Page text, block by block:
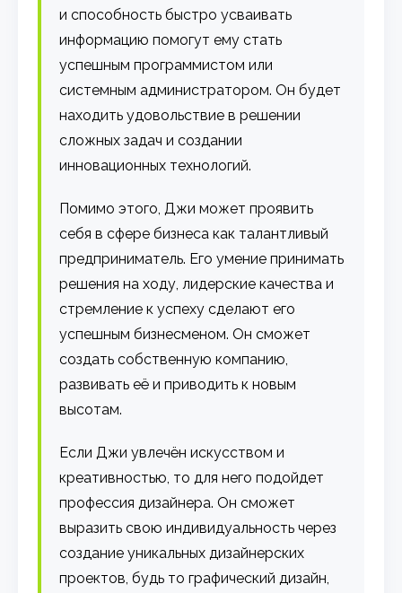
и способность быстро усваивать
информацию помогут ему стать
успешным программистом или
системным администратором. Он будет
находить удовольствие в решении
сложных задач и создании
инновационных технологий.
Помимо этого, Джи может проявить
себя в сфере бизнеса как талантливый
предприниматель. Его умение принимать
решения на ходу, лидерские качества и
стремление к успеху сделают его
успешным бизнесменом. Он сможет
создать собственную компанию,
развивать её и приводить к новым
высотам.
Если Джи увлечён искусством и
креативностью, то для него подойдет
профессия дизайнера. Он сможет
выразить свою индивидуальность через
создание уникальных дизайнерских
проектов, будь то графический дизайн,